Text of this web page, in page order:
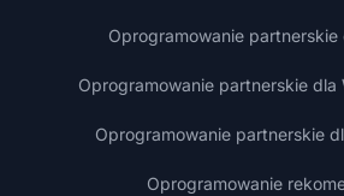
Oprogramowanie partnerskie
Oprogramowanie partnerskie dla
Oprogramowanie partnerskie
Oprogramowanie